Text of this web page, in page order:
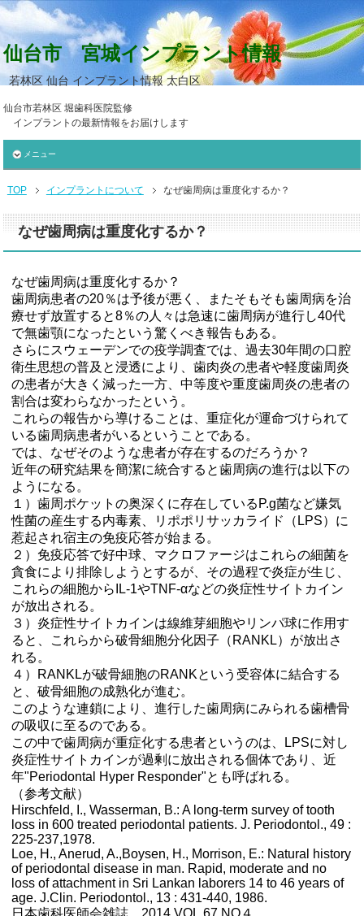
仙台市 宮城インプラント情報
若林区 仙台 インプラント情報 太白区
仙台市若林区 堀歯科医院監修
インプラントの最新情報をお届けします
メニュー
TOP インプラントについて なぜ歯周病は重度化するか？
なぜ歯周病は重度化するか？
なぜ歯周病は重度化するか？
歯周病患者の20％は予後が悪く、またそもそも歯周病を治
療せず放置すると8％の人々は急速に歯周病が進行し40代
で無歯顎になったという驚くべき報告もある。
さらにスウェーデンでの疫学調査では、過去30年間の口腔
衛生思想の普及と浸透により、歯肉炎の患者や軽度歯周炎
の患者が大きく減った一方、中等度や重度歯周炎の患者の
割合は変わらなかったという。
これらの報告から導けることは、重症化が運命づけられて
いる歯周病患者がいるということである。
では、なぜそのような患者が存在するのだろうか？
近年の研究結果を簡潔に統合すると歯周病の進行は以下の
ようになる。
１）歯周ポケットの奥深くに存在しているP.g菌など嫌気
性菌の産生する内毒素、リポポリサッカライド（LPS）に
惹起され宿主の免疫応答が始まる。
２）免疫応答で好中球、マクロファージはこれらの細菌を
貪食により排除しようとするが、その過程で炎症が生じ、
これらの細胞からIL-1やTNF-αなどの炎症性サイトカイン
が放出される。
３）炎症性サイトカインは線維芽細胞やリンパ球に作用す
ると、これらから破骨細胞分化因子（RANKL）が放出さ
れる。
４）RANKLが破骨細胞のRANKという受容体に結合する
と、破骨細胞の成熟化が進む。
このような連鎖により、進行した歯周病にみられる歯槽骨
の吸収に至るのである。
この中で歯周病が重症化する患者というのは、LPSに対し
炎症性サイトカインが過剰に放出される個体であり、近
年"Periodontal Hyper Responder"とも呼ばれる。
（参考文献）
Hirschfeld, I., Wasserman, B.: A long-term survey of tooth
loss in 600 treated periodontal patients. J. Periodontol., 49 :
225-237,1978.
Loe, H., Anerud, A.,Boysen, H., Morrison, E.: Natural history
of periodontal disease in man. Rapid, moderate and no
loss of attachment in Sri Lankan laborers 14 to 46 years of
age. J.Clin. Periodontol., 13 : 431-440, 1986.
日本歯科医師会雑誌 2014 VOL.67 NO４